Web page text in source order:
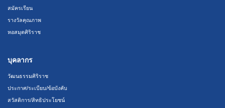
สมัครเรียน
รางวัลคุณภาพ
หอสมุดศิริราช
บุคลากร
วัฒนธรรมศิริราช
ประกาศ/ระเบียบ/ข้อบังคับ
สวัสดิการ/สิทธิประโยชน์